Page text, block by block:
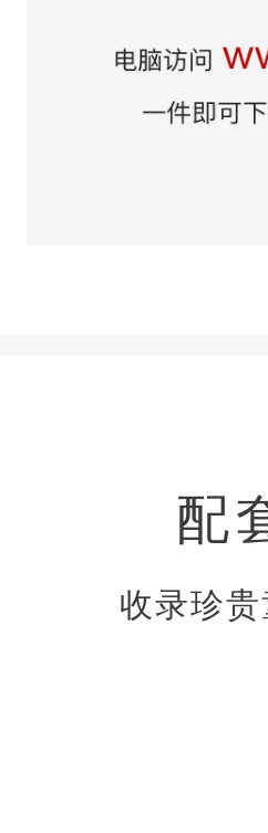
配
收录珍